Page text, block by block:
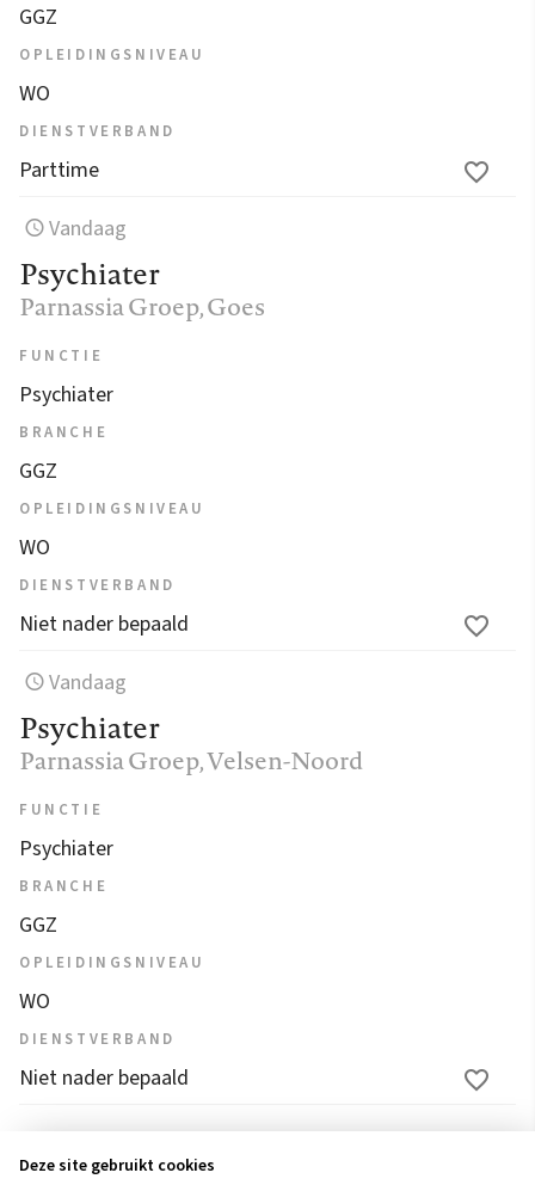
GGZ
OPLEIDINGSNIVEAU
WO
DIENSTVERBAND
Parttime
Vandaag
Psychiater
Parnassia Groep, Goes
FUNCTIE
Psychiater
BRANCHE
GGZ
OPLEIDINGSNIVEAU
WO
DIENSTVERBAND
Niet nader bepaald
Vandaag
Psychiater
Parnassia Groep, Velsen-Noord
FUNCTIE
Psychiater
BRANCHE
GGZ
OPLEIDINGSNIVEAU
WO
DIENSTVERBAND
Niet nader bepaald
1 2 3
Deze site gebruikt cookies